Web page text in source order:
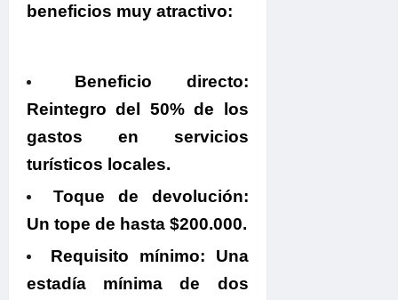
beneficios muy atractivo:
Beneficio directo:
Reintegro del 50% de los
gastos en servicios
turísticos locales.
Toque de devolución:
Un tope de hasta $200.000.
Requisito mínimo: Una
estadía mínima de dos